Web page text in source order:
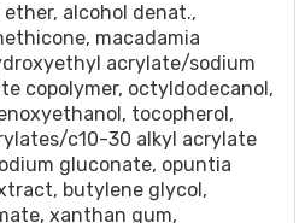
alcohol denat.,
macadamia
acrylate/sodium
copolymer, octyldodecanol,
tocopherol,
c10-30 alkyl acrylate
gluconate, opuntia
butylene glycol,
xanthan gum,